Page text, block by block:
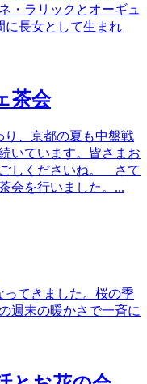
ックとオーギュ
に長女として生まれ
茶会
り、京都の夏も中盤戦
いています。皆さまお
しくださいね。 さて
会を行いました。...
てきました。桜の季
週末の暖かさで一斉に